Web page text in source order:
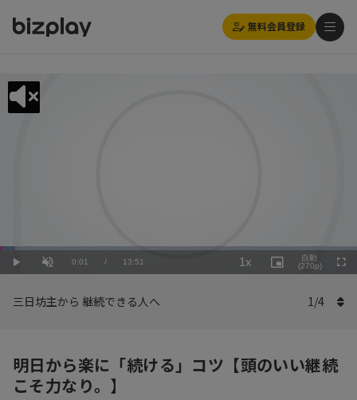
無料会員登録
Play UnmuteCurrent
0:01 / Duration
13:51
Loaded:
4.34%
1x
Rate
Picture-
in-
自動
(270p)
三日坊主から 継続できる人へ 1/4
明日から楽に「続ける」コツ【頭のいい継続
こそ力なり。】